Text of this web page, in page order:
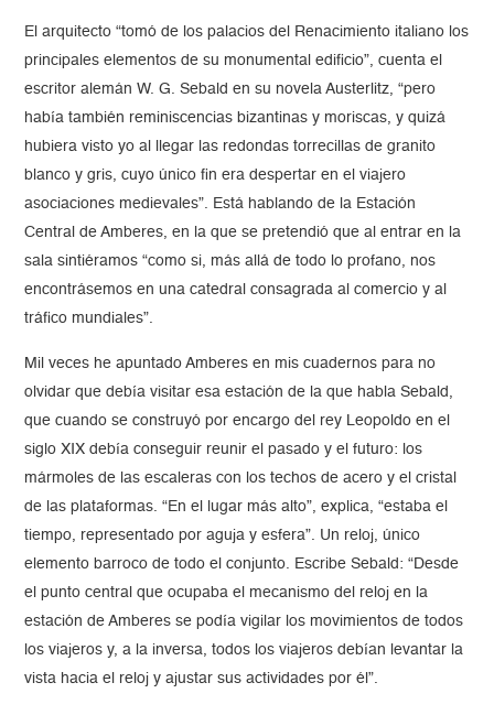
El arquitecto “tomó de los palacios del Renacimiento italiano los
principales elementos de su monumental edificio”, cuenta el
escritor alemán W. G. Sebald en su novela Austerlitz, “pero
había también reminiscencias bizantinas y moriscas, y quizá
hubiera visto yo al llegar las redondas torrecillas de granito
blanco y gris, cuyo único fin era despertar en el viajero
asociaciones medievales”. Está hablando de la Estación
Central de Amberes, en la que se pretendió que al entrar en la
sala sintiéramos “como si, más allá de todo lo profano, nos
encontrásemos en una catedral consagrada al comercio y al
tráfico mundiales”.
Mil veces he apuntado Amberes en mis cuadernos para no
olvidar que debía visitar esa estación de la que habla Sebald,
que cuando se construyó por encargo del rey Leopoldo en el
siglo XIX debía conseguir reunir el pasado y el futuro: los
mármoles de las escaleras con los techos de acero y el cristal
de las plataformas. “En el lugar más alto”, explica, “estaba el
tiempo, representado por aguja y esfera”. Un reloj, único
elemento barroco de todo el conjunto. Escribe Sebald: “Desde
el punto central que ocupaba el mecanismo del reloj en la
estación de Amberes se podía vigilar los movimientos de todos
los viajeros y, a la inversa, todos los viajeros debían levantar la
vista hacia el reloj y ajustar sus actividades por él”.